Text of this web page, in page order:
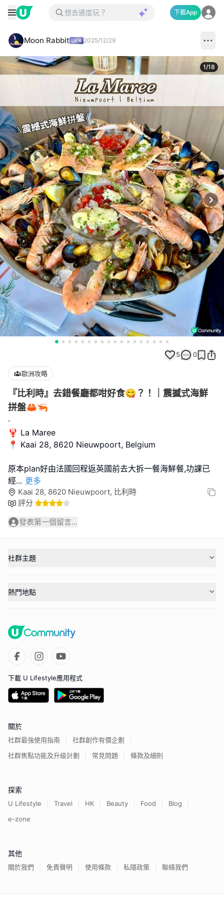
下載App
Moon Rabbit 2025/12/29
1/18
5 0
歐洲攻略
『比利時』去錯餐廳都咁好食😋？！｜震撼式海鮮
拼盤🦀🦐
·
🦞 La Maree
📍 Kaai 28, 8620 Nieuwpoort, Belgium
原本plan好由法國回程返英國前去大拆一餐海鮮餐,功課已
經... 更多
Kaai 28, 8620 Nieuwpoort, 比利時
評分
發表第一個留言...
社群主題
熱門地點
下載 U Lifestyle應用程式
關於
社群最強使用指南
社群創作有價企劃
社群焦點功能及升級計劃
常見問題 條款及細則
探索
U Lifestyle Travel HK Beauty Food
Blog
e-zone
其他
關於我們 免責聲明 使用條款 私隱政策 聯絡我們